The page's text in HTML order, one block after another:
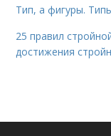
Тип, а фигуры.
25 правил
достижения